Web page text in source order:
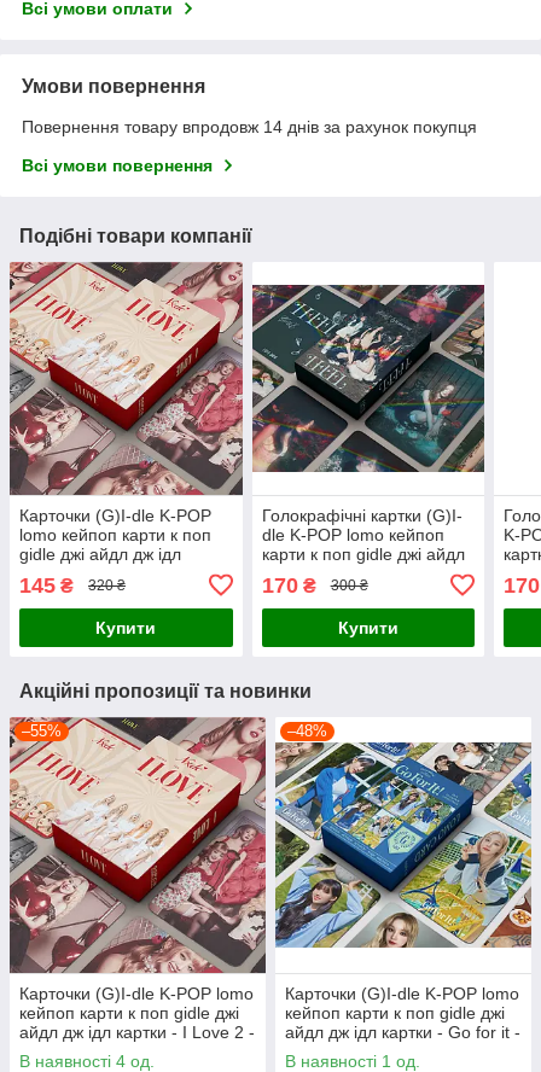
Всі умови оплати
Умови повернення
Повернення товару впродовж 14 днів за рахунок покупця
Всі умови повернення
Подібні товари компанії
Карточки (G)I-dle K-POP
lomo кейпоп карти к поп
gidle джі айдл дж ідл
145 ₴ 320 ₴
Купити
Голокрафічні картки (G)I-
dle K-POP lomo кейпоп
карти к поп gidle джі айдл
Butterfly - 55 шт
170₴ 300 ₴
Купити
K-
170
Акційні пропозиції та новинки
–55%
Карточки (G)I-dle K-POP lomo
кейпоп карти к поп gidle джі
айдл дж ідл картки - I Love 2 -
55 шт
В наявності 4 од.
–48%
Карточки (G)I-dle K-POP lomo
кейпоп карти к поп gidle джі
айдл дж ідл картки - Go for it -
55 шт
В наявності 1 од.